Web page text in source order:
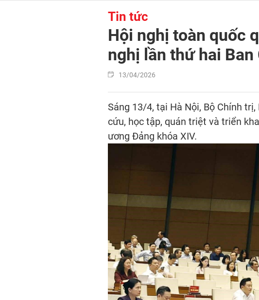
Tin tức
Hội nghị toàn quốc
nghị lần thứ hai
13/04/2026
Sáng 13/4, tại Hà Nội, Bộ Chính
cứu, học tập, quán triệt và triển
ương Đảng khóa XIV.